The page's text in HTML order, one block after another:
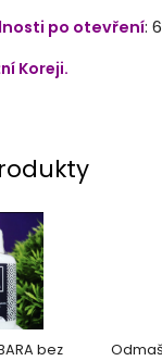
po otevření:
Koreji.
bez